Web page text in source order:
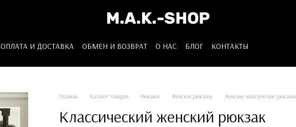
ОПЛАТА И ДОСТАВКА ОБМЕН И ВОЗВРАТ О НАС БЛОГ
КОНТАКТЫ
Главная Каталог товаров Рюкзаки Женские рюкзаки Женские классические рюкзаки
Классический женский рюкзак